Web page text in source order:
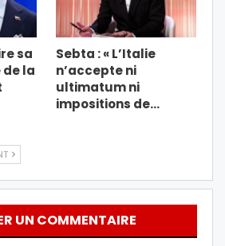
sa
la
Sebta : « L’Italie
n’accepte ni
ultimatum ni
impositions de…
UN COMMENTAIRE